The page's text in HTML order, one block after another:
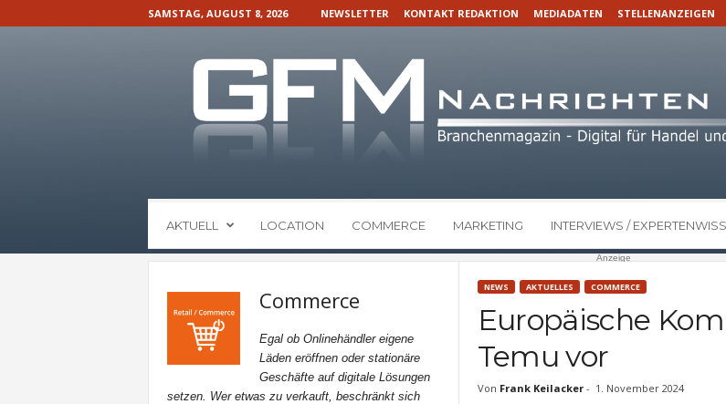
SAMSTAG, AUGUST 8, 2026 NEWSLETTER KONTAKT REDAKTION MEDIADATEN STELLENANZEIGEN
M
N
AKTUELL LOCATION COMMERCE MARKETING INTERVIEWS /
Anzeige
NEWS AKTUELLES COMMERCE
Europäische
Temu vor
Von Frank Keilacker- 1. November 2024
Commerce
Egal ob Onlinehändler eigene
Läden eröffnen oder stationäre
Geschäfte auf digitale Lösungen
setzen. Wer etwas zu verkauft, beschränkt sich